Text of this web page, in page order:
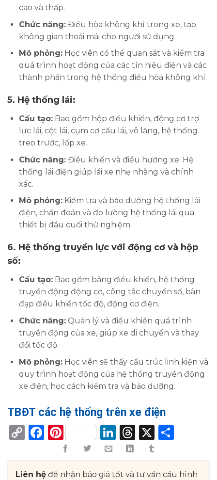
cao và thấp.
Chức năng: Điều hòa không khí trong xe, tạo
không gian thoải mái cho người sử dụng.
Mô phỏng: Học viên có thể quan sát và kiểm tra
quá trình hoạt động của các tín hiệu điện và các
thành phần trong hệ thống điều hòa không khí.
5. Hệ thống lái:
Cấu tạo: Bao gồm hộp điều khiển, động cơ trợ
lực lái, cột lái, cụm cơ cấu lái, vô lăng, hệ thống
treo trước, lốp xe.
Chức năng: Điều khiển và điều hướng xe. Hệ
thống lái điện giúp lái xe nhẹ nhàng và chính
xác.
Mô phỏng: Kiểm tra và bảo dưỡng hệ thống lái
điện, chẩn đoán và đo lường hệ thống lái qua
thiết bị đầu cuối thử nghiệm.
6. Hệ thống truyền lực với động cơ và hộp
số:
Cấu tạo: Bao gồm bảng điều khiển, hệ thống
truyền động động cơ, công tắc chuyển số, bàn
đạp điều khiển tốc độ, động cơ điện.
Chức năng: Quản lý và điều khiển quá trình
truyền động của xe, giúp xe di chuyển và thay
đổi tốc độ.
Mô phỏng: Học viên sẽ thấy cấu trúc linh kiện và
quy trình hoạt động của hệ thống truyền động
xe điện, học cách kiểm tra và bảo dưỡng.
TBĐT các hệ thống trên xe điện
CopyFacebook
PinterestLinkedIn
Threads
X
Liên hệ để nhận báo giá tốt và tư vấn cấu hình